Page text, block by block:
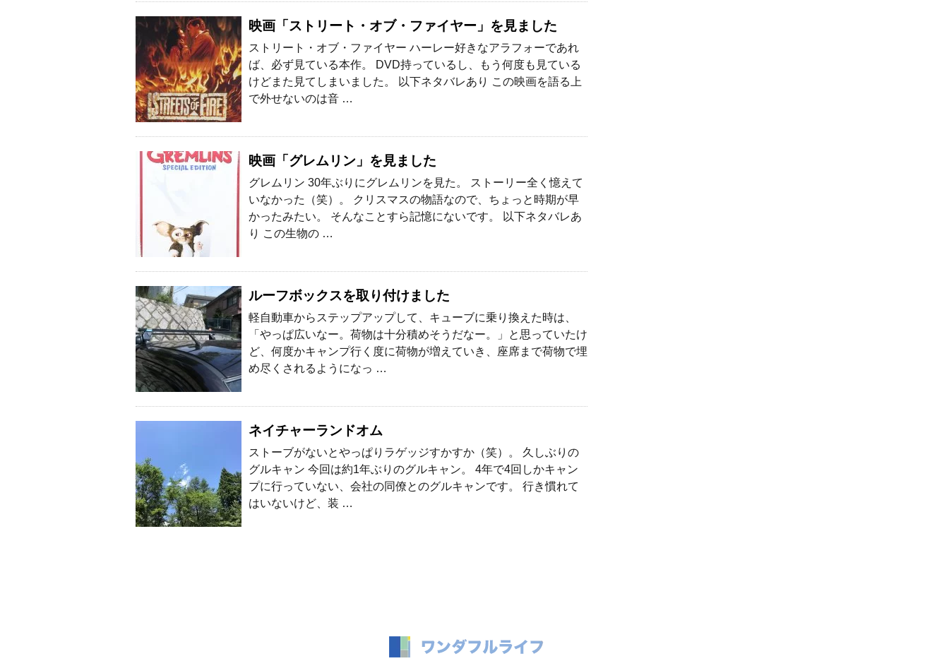
映画「ストリート・オブ・ファイヤー」を見ました
ストリート・オブ・ファイヤー ハーレー好きなアラフォーであれ
ば、必ず見ている本作。 DVD持っているし、もう何度も見ている
けどまた見てしまいました。 以下ネタバレあり この映画を語る上
で外せないのは音 …
映画「グレムリン」を見ました
グレムリン 30年ぶりにグレムリンを見た。 ストーリー全く憶えて
いなかった（笑）。 クリスマスの物語なので、ちょっと時期が早
かったみたい。 そんなことすら記憶にないです。 以下ネタバレあ
り この生物の …
ルーフボックスを取り付けました
軽自動車からステップアップして、キューブに乗り換えた時は、
「やっぱ広いなー。荷物は十分積めそうだなー。」と思っていたけ
ど、何度かキャンプ行く度に荷物が増えていき、座席まで荷物で埋
め尽くされるようになっ …
ネイチャーランドオム
ストーブがないとやっぱりラゲッジすかすか（笑）。 久しぶりの
グルキャン 今回は約1年ぶりのグルキャン。 4年で4回しかキャン
プに行っていない、会社の同僚とのグルキャンです。 行き慣れて
はいないけど、装 …